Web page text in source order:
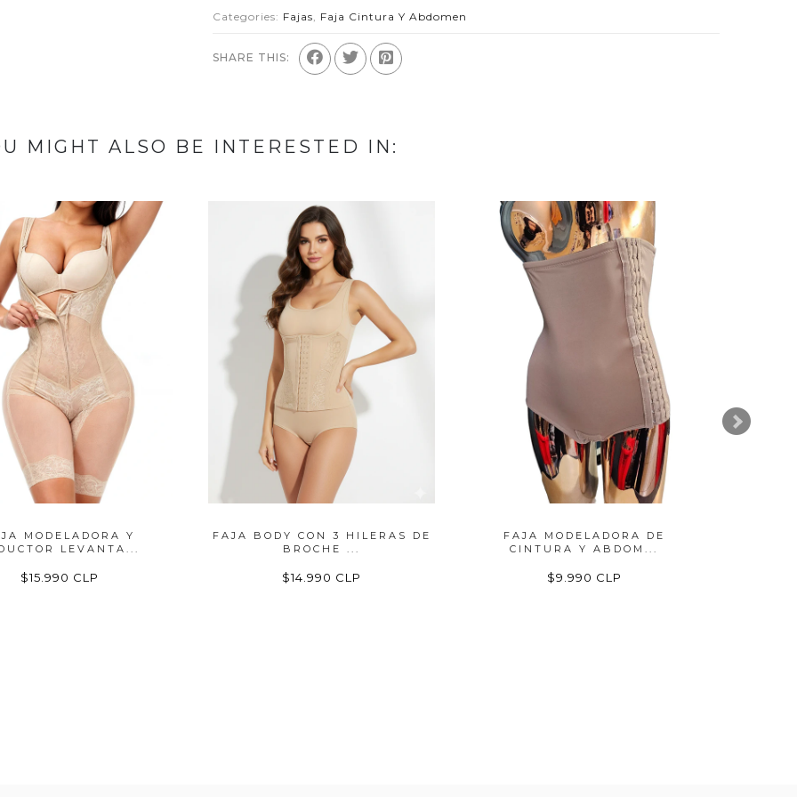
Categories: Fajas, Faja Cintura Y Abdomen
SHARE THIS:
MIGHT ALSO BE INTERESTED IN:
MODELADORA Y
LEVANTA...
$15.990 CLP
FAJA BODY CON 3 HILERAS DE
BROCHE ...
$14.990 CLP
FAJA MODELADORA DE
CINTURA Y ABDOM...
$9.990 CLP